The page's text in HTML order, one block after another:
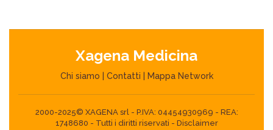
Xagena Medicina
Chi siamo Contatti Mappa Network
2000-2025© XAGENA srl - P.IVA: 04454930969 - REA:
1748680 - Tutti i diritti riservati - Disclaimer